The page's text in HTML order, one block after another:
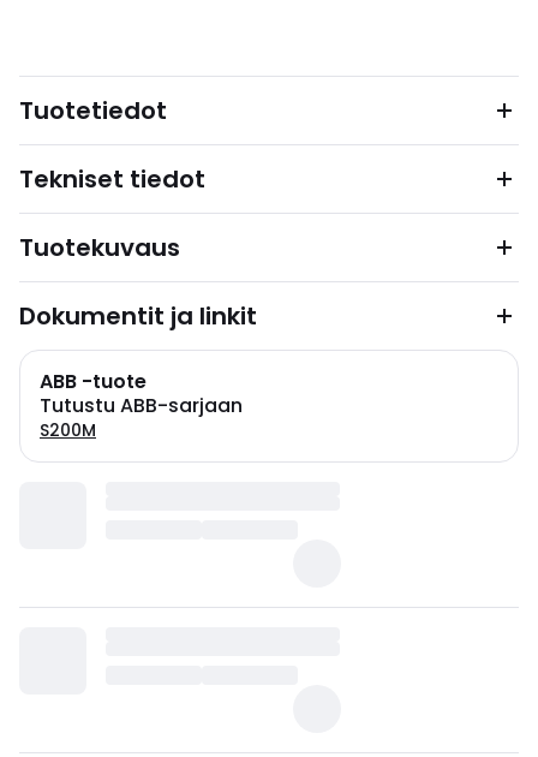
Tuotetiedot
Tekniset tiedot
Tuotekuvaus
Dokumentit ja linkit
ABB -tuote
Tutustu ABB-sarjaan
S200M